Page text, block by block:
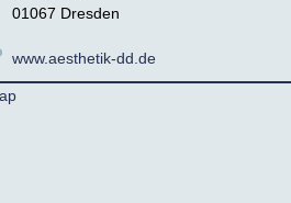
01067 Dresden
www.aesthetik-dd.de